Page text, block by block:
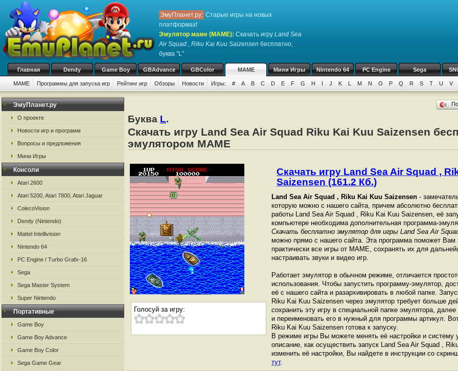
ЭмуПланет.ру: Старые игры на новых
платформах!
Эмулятор маме (MAME): Скачать игру Land Sea
Air Squad , Riku Kai Kuu Saizensen бесплатно,
буква "L"
Главная Dendy Game Boy GBAdvance GBColor MAME Мини Игры Nintendo 64 PC Engine Sega
MAME Программы для запуска игр Рейтинг игр Обзоры Новости Игры: # A B C D E F G H I J K L M N O P Q R S T U V
ЭмуПланет.ру
О проекте
Новости игр и программ
Вопросы и предложения
Мини Игры
Консоли
Atari 2600
Atari 5200, Atari 7800, Atari Jaguar
ColecoVision
Dendy (Nintendo)
Mattel Intellivision
Nintendo 64
PC Engine / Turbo Grafx-16
Sega
Sega Master System
Super Nintendo
Портативные
Game Boy
Game Boy Advance
Game Boy Color
Sega Game Gear
Буква L.
Скачать игру Land Sea Air Squad Riku Kai Kuu Saizensen
эмулятором MAME
Голосуй за игру:
Скачать игру Land Sea Air Squad ,
Saizensen (161.2 Кб.)
Land Sea Air Squad , Riku Kai Kuu Saizensen -
которую можно с нашего сайта, причем абсолютно
работы Land Sea Air Squad , Riku Kai Kuu Saizensen, её
компьютере необходима дополнительная программа-
Скачать бесплатно эмулятор для игры Land Sea Air
можно прямо с нашего сайта. Эта программа поможет Вам
практически все игры от МАМЕ, сохранять их для
настраивать звуки и видео игр.
Работает эмулятор в обычном режиме, отличается
использования. Чтобы запустить программу-эмулятор,
её с нашего сайта и разархивировать в любой папке.
Riku Kai Kuu Saizensen через эмулятор требует больше
сохранить эту игру в специальной папке эмулятора,
и переименовать его в нужный для программы артикул.
Riku Kai Kuu Saizensen готова к запуску.
В режиме игры Вы можете менять её настройки и систему
описание, как осуществить запуск Land Sea Air Squad ,
изменить её настройки, Вы найдете в инструкции со
тут.